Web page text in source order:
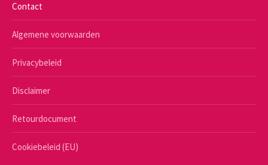
Contact
Algemene voorwaarden
Privacybeleid
Disclaimer
Retourdocument
Cookiebeleid (EU)